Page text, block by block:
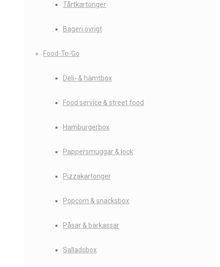
Tårtkartonger
Bageri övrigt
Food-To-Go
Deli- & hämtbox
Food service & street food
Hamburgerbox
Pappersmuggar & lock
Pizzakartonger
Popcorn & snacksbox
Påsar & bärkassar
Salladsbox